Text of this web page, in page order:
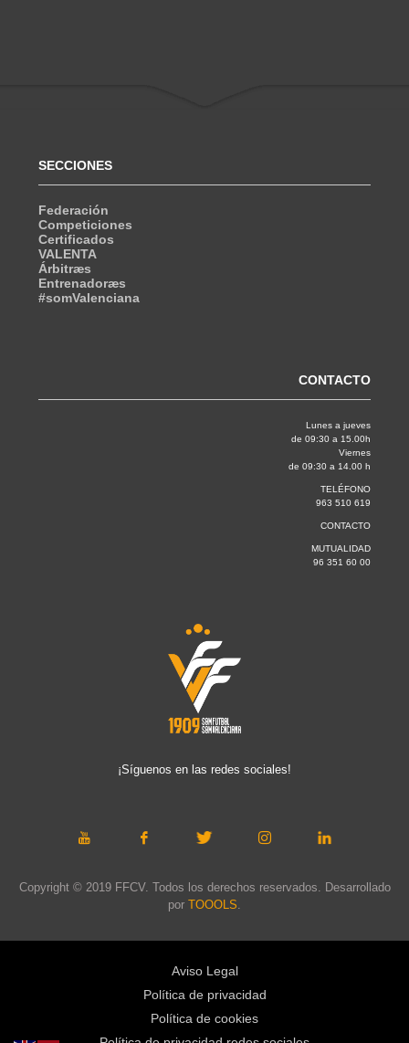
SECCIONES
Federación
Competiciones
Certificados
VALENTA
Árbitræs
Entrenadoræs
#somValenciana
CONTACTO
Lunes a jueves
de 09:30 a 15.00h
Viernes
de 09:30 a 14.00 h
TELÉFONO
963 510 619
CONTACTO
MUTUALIDAD
96 351 60 00
¡Síguenos en las redes sociales!
Copyright © 2019 FFCV. Todos los derechos reservados. Desarrollado
por TOOOLS
Aviso Legal
Política de privacidad
Política de cookies